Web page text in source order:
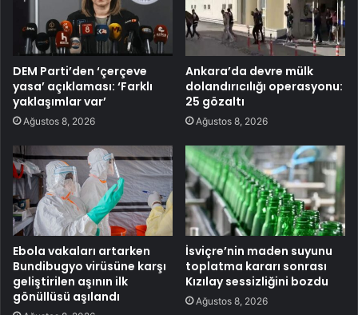
DEM Parti’den ‘çerçeve
yasa’ açıklaması: ‘Farklı
yaklaşımlar var’
Ağustos 8, 2026
Ankara’da devre mülk
dolandırıcılığı operasyonu:
25 gözaltı
Ağustos 8, 2026
Ebola vakaları artarken
Bundibugyo virüsüne karşı
geliştirilen aşının ilk
gönüllüsü aşılandı
İsviçre’nin maden suyunu
toplatma kararı sonrası
Kızılay sessizliğini bozdu
Ağustos 8, 2026